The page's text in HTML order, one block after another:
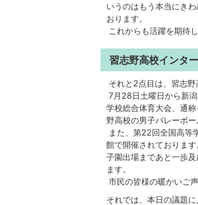
いうのはもう本当にき
おります。
これからも活躍を期待
習志野高校インタ
それと2点目は、習志野
7月28日土曜日から新
学校総合体育大会、通
野高校の男子バレーボ
また、第22回全国高等
館で開催されておりま
子園出場まであと一歩
ます。
市民の皆様の暖かいご
それでは、本日の議題に